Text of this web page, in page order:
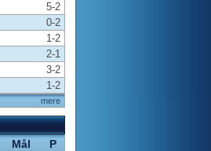
mere
5-2
0-2
1-2
2-1
3-2
1-2
Mål P